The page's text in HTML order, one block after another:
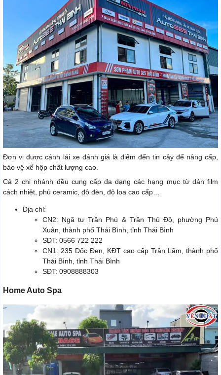
Đơn vị được cánh lái xe đánh giá là điểm đến tin cậy để nâng cấp,
bảo vệ xế hộp chất lượng cao.
Cả 2 chi nhánh đều cung cấp đa dạng các hạng mục từ dán film
cách nhiệt, phủ ceramic, độ đèn, độ loa cao cấp…
Địa chỉ:
CN2: Ngã tư Trần Phú & Trần Thủ Độ, phường Phú
Xuân, thành phố Thái Bình, tỉnh Thái Bình
SĐT: 0566 722 222
CN1: 235 Dốc Đen, KĐT cao cấp Trần Lãm, thành phố
Thái Bình, tỉnh Thái Bình
SĐT: 0908888303
Home Auto Spa